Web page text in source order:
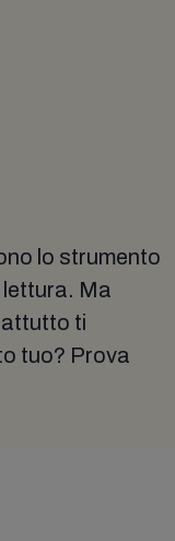
lo strumento
Ma
ti
tuo? Prova